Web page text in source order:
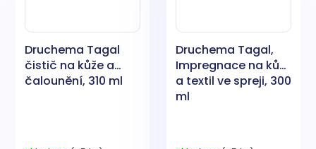
Druchema Tagal
čistič na kůže a
čalounění, 310 ml
Druchema Tagal,
Impregnace na kůži
a textil ve spreji, 300
ml